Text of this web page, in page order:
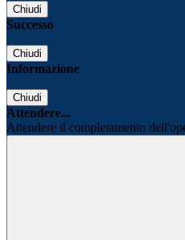
Chiudi
Successo
Chiudi
Informazione
Chiudi
Attendere...
Attendere il completamento